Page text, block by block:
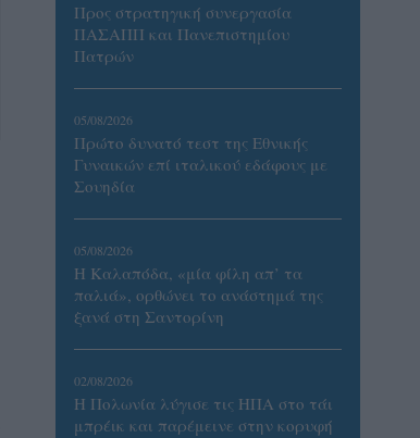
Προς στρατηγική συνεργασία
ΠΑΣΑΠΠ και Πανεπιστημίου
Πατρών
05/08/2026
Πρώτο δυνατό τεστ της Εθνικής
Γυναικών επί ιταλικού εδάφους με
Σουηδία
05/08/2026
Η Καλαπόδα, «μία φίλη απ’ τα
παλιά», ορθώνει το ανάστημά της
ξανά στη Σαντορίνη
02/08/2026
Η Πολωνία λύγισε τις ΗΠΑ στο τάι
μπρέικ και παρέμεινε στην κορυφή